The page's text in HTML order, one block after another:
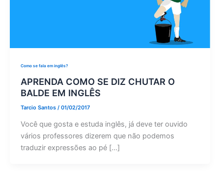
Como se fala em inglês?
APRENDA COMO SE DIZ CHUTAR O
BALDE EM INGLÊS
Tarcio Santos / 01/02/2017
Você que gosta e estuda inglês, já deve ter ouvido
vários professores dizerem que não podemos
traduzir expressões ao pé […]